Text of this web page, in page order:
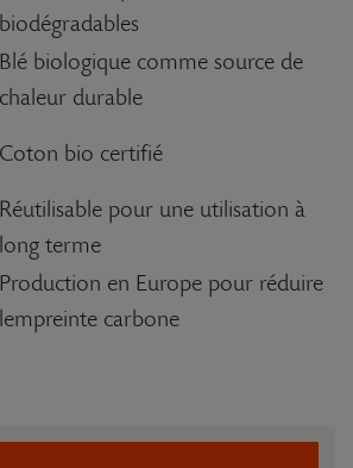
biodégradables
Blé biologique comme source de
chaleur durable
Coton bio certifié
Réutilisable pour une utilisation à
long terme
Production en Europe pour réduire
lempreinte carbone